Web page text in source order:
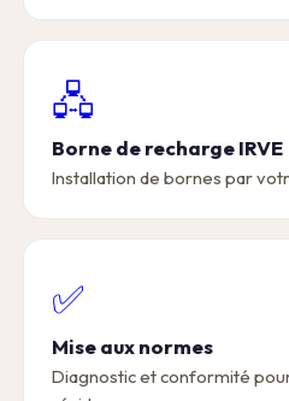
🖧
Borne de recharge IRVE
Installation de bornes par
✅
Mise aux normes
Diagnostic et conformité